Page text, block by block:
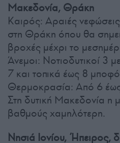
Μακεδονία, Θράκη
Καιρός: Αραιές
στη Θράκη όπου θα
βροχές μέχρι το
Άνεμοι: Νοτιοδυτικοί 3
7 και τοπικά έως 8
Θερμοκρασία: Από 6
Στη δυτική Μακεδονία η
βαθμούς χαμηλότερη.
Νησιά Ιονίου, Ήπειρος,